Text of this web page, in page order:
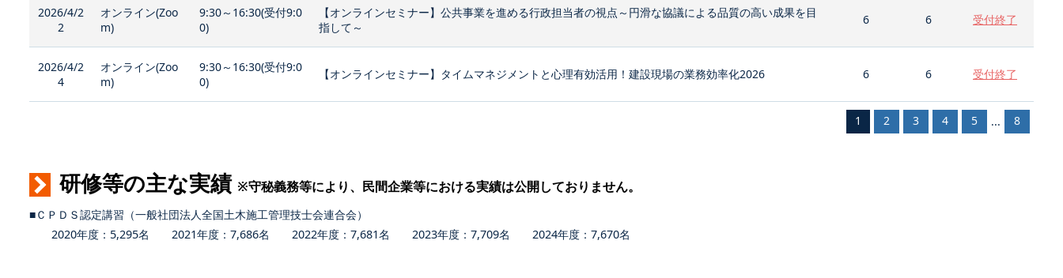
2026/4/2
2
オンライン(Zoo
m)
9:30～16:30(受付9:0
0)
【オンラインセミナー】公共事業を進める行政担当者の視点～円滑な協議による品質の高い成果を目
指して～
6 6 受付終了
2026/4/2
4
オンライン(Zoo
m)
9:30～16:30(受付9:0
0)
【オンラインセミナー】タイムマネジメントと心理有効活用！建設現場の業務効率化2026 6 6 受付終了
1 2 3 4 5 ... 8
研修等の主な実績 ※守秘義務等により、民間企業等における実績は公開しておりません。
■ＣＰＤＳ認定講習（一般社団法人全国土木施工管理技士会連合会）
2020年度：5,295名 2021年度：7,686名 2022年度：7,681名 2023年度：7,709名 2024年度：7,670名